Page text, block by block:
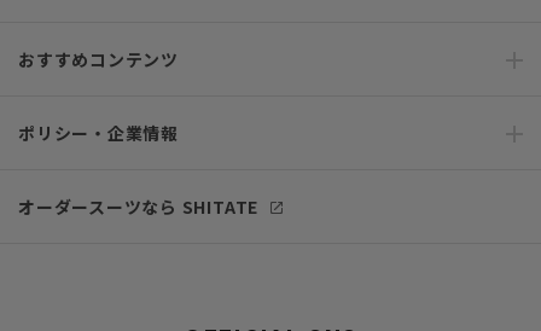
おすすめコンテンツ
ポリシー・企業情報
オーダースーツなら SHITATE